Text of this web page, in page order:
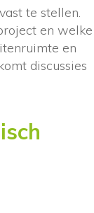
te stellen.
en welke
en
discussies